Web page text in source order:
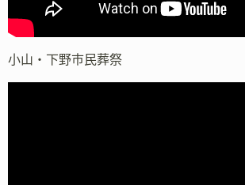
小山・下野市民葬祭